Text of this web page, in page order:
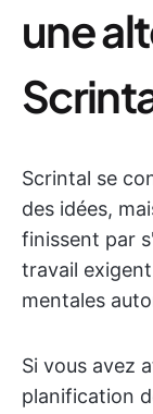
une
Scrintal se
des idées,
finissent par
travail
mentales
Si vous avez
planification